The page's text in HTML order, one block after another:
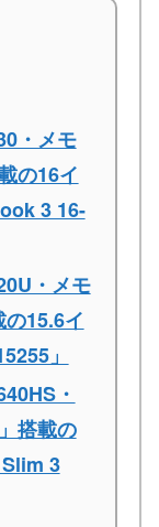
・メモ
の16イ
3 16-
・メモ
15.6イ
」
・
搭載の
3